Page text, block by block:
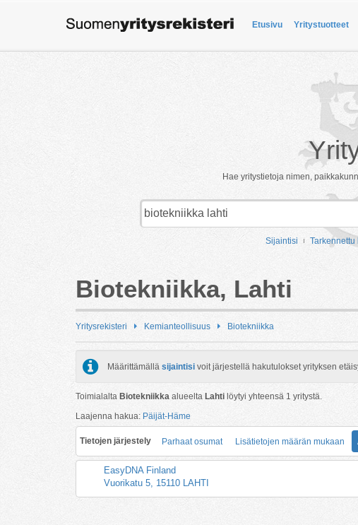
Etusivu Yritystuotteet
Hae yritystietoja nimen,
Sijaintisi Tarkennettu
Biotekniikka, Lahti
Yritysrekisteri Kemianteollisuus Biotekniikka
Määrittämällä sijaintisi voit järjestellä hakutulokset yrityksen
Toimialalta Biotekniikka alueelta Lahti löytyi yhteensä 1 yritystä.
Laajenna hakua: Päijät-Häme
Tietojen järjestely Parhaat osumat Lisätietojen määrän mukaan
EasyDNA Finland
Vuorikatu 5, 15110 LAHTI